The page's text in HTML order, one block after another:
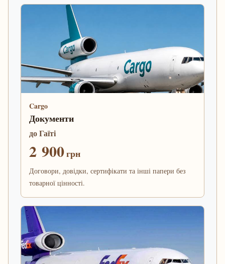
Cargo
Документи
до Гаїті
2 900грн
Договори, довідки, сертифікати та інші папери без
товарної цінності.